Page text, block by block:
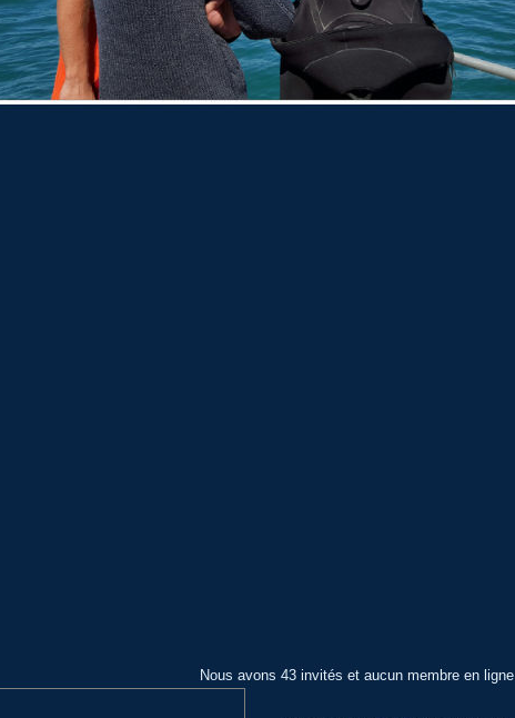
Nous avons 43 invités et aucun membre en ligne